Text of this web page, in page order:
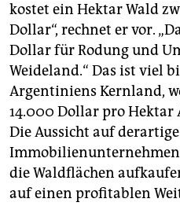
kostet ein Hektar Wald
Dollar“, rechnet er vor.
Dollar für Rodung und
Weideland.“ Das ist viel
Argentiniens Kernland,
14.000 Dollar pro
Die Aussicht auf
Immobilienunternehmen
die Waldflächen
auf einen profitablen